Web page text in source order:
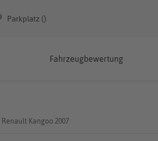
Parkplatz ()
Fahrzeugbewertung
Renault Kangoo 2007